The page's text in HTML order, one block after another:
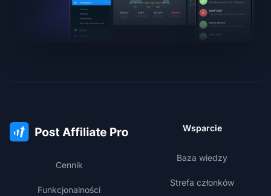
Cennik
Funkcjonalności
Wsparcie
Baza wiedzy
Strefa członków